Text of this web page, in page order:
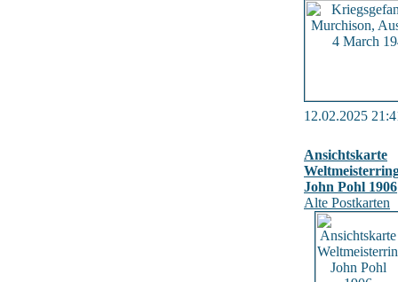
12.02.2025
Ansichtskarte
John Pohl 1906
Alte Postkarten